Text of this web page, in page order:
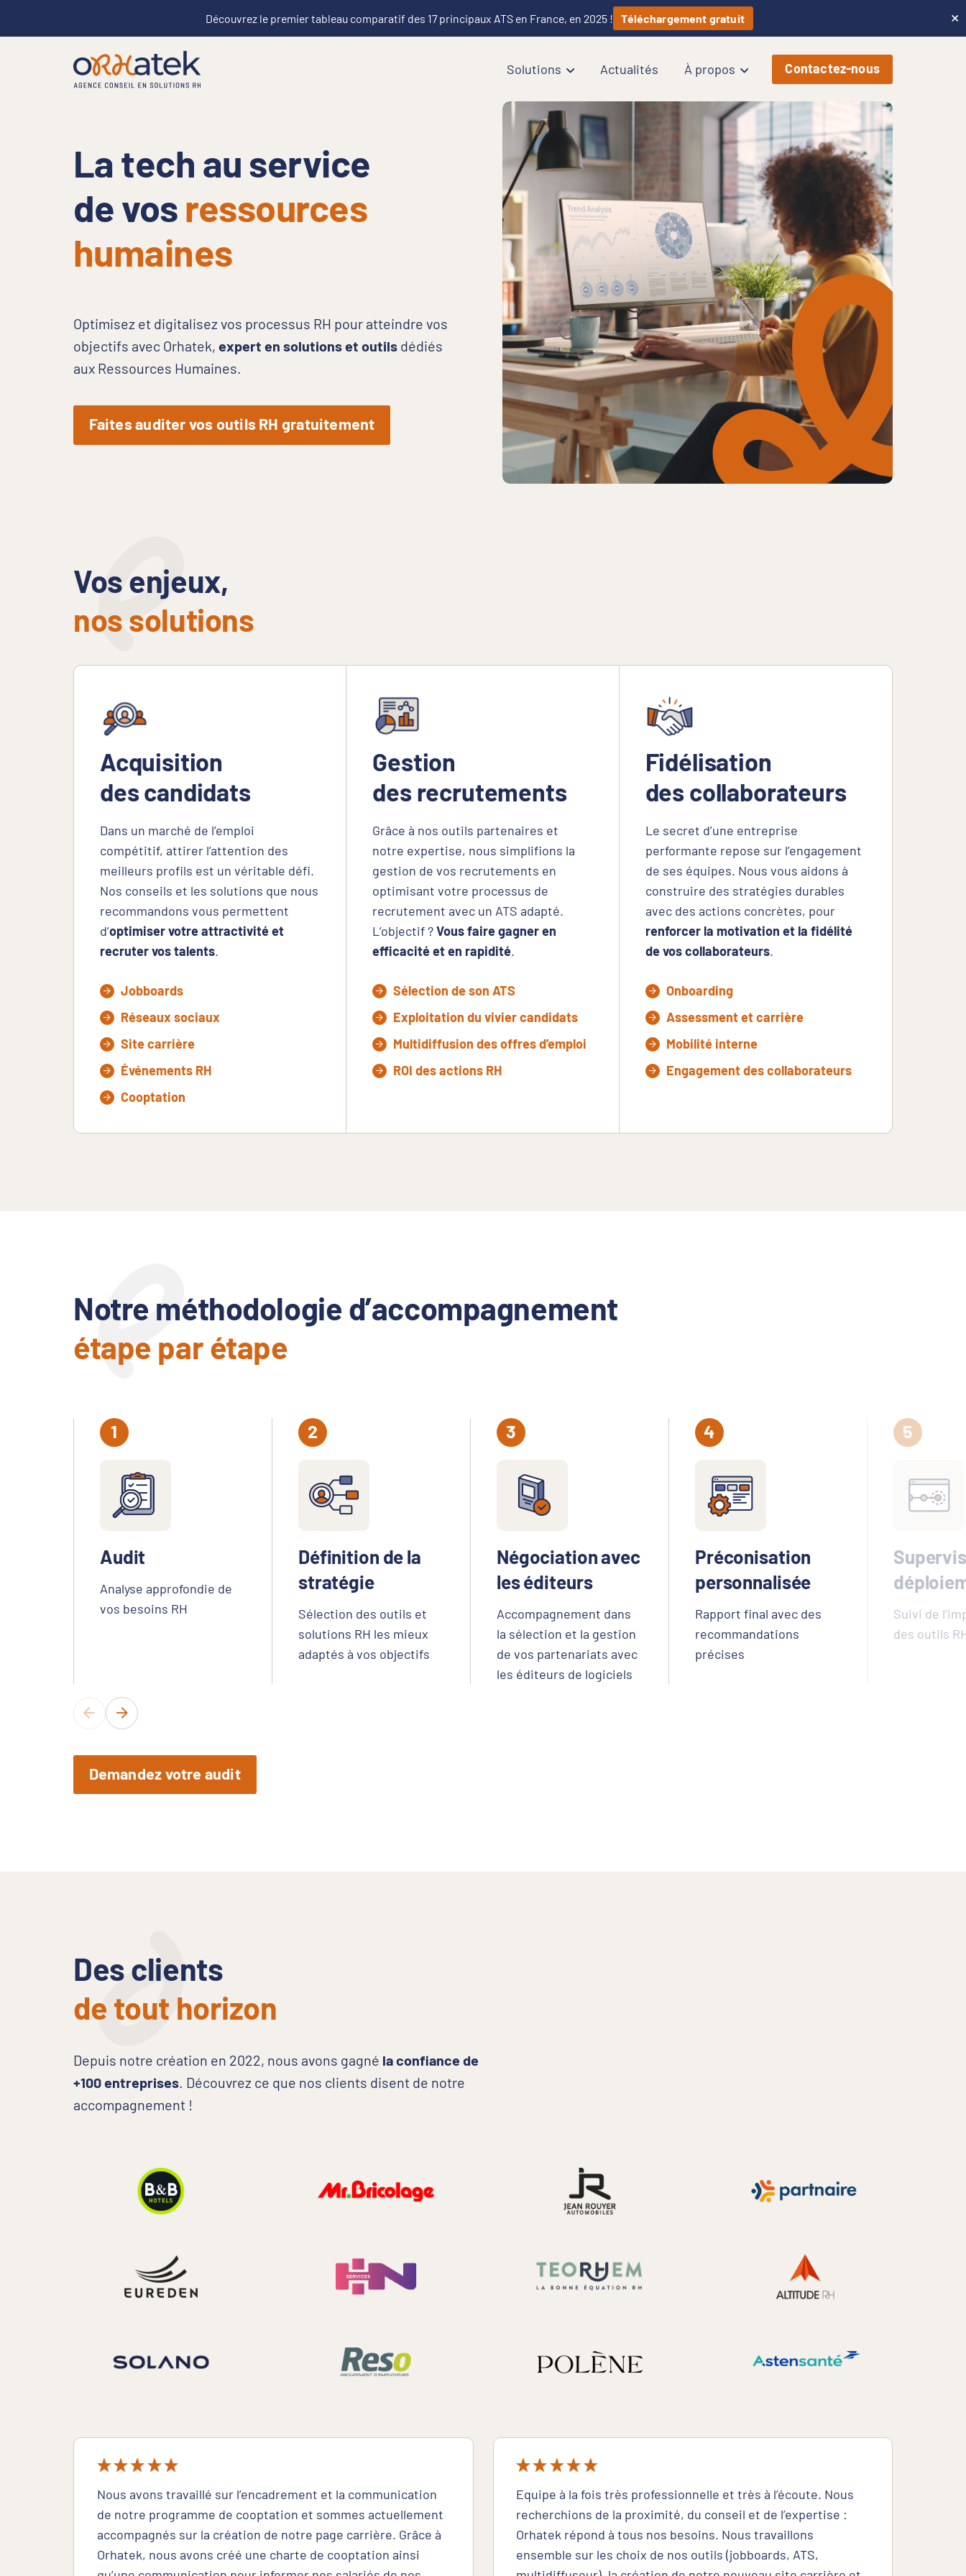
Découvrez le premier tableau comparatif des 17 principaux ATS en France, en 2025 ! Téléchargement gratuit ×
Solutions Actualités À propos Contactez-nous
La tech au service
de vosressources
humaines
Optimisez et digitalisez vos processus RH pour atteindre vos
objectifs avec Orhatek, expert en solutions et outils dédiés
aux Ressources Humaines.
Faites auditer vos outils RH gratuitement
Vos enjeux,
nos solutions
Acquisition
des candidats
Dans un marché de l’emploi
compétitif, attirer l’attention des
meilleurs profils est un véritable défi.
Nos conseils et les solutions que nous
recommandons vous permettent
d’optimiser votre attractivité et
recruter vos talents.
Gestion
des recrutements
Grâce à nos outils partenaires et
notre expertise, nous simplifions la
gestion de vos recrutements en
optimisant votre processus de
recrutement avec un ATS adapté.
L’objectif ?Vous faire gagner en
efficacité et en rapidité.
Fidélisation
des collaborateurs
Le secret d’une entreprise
performante repose sur l’engagement
de ses équipes. Nous vous aidons à
construire des stratégies durables
avec des actions concrètes, pour
renforcer la motivation et la fidélité
de vos collaborateurs.
Jobboards
Réseaux sociaux
Site carrière
Événements RH
Cooptation
Sélection de son ATS
Exploitation du vivier candidats
Multidiffusion des offres d’emploi
ROI des actions RH
Onboarding
Assessment et carrière
Mobilité interne
Engagement des collaborateurs
Notre méthodologie d’accompagnement
étape par étape
Audit
Analyse approfondie de
vos besoins RH
Définition de la
stratégie
Sélection des outils et
solutions RH les mieux
adaptés à vos objectifs
Négociation avec
les éditeurs
Accompagnement dans
la sélection et la gestion
de vos partenariats avec
les éditeurs de logiciels
Préconisation
personnalisée
Rapport final avec des
recommandations
précises
Suivi de
des outils
Demandez votre audit
Des clients
de tout horizon
Depuis notre création en 2022, nous avons gagné la confiance de
+100 entreprises. Découvrez ce que nos clients disent de notre
accompagnement !
Nous avons travaillé sur l’encadrement et la communication
de notre programme de cooptation et sommes actuellement
accompagnés sur la création de notre page carrière. Grâce à
Orhatek, nous avons créé une charte de cooptation ainsi
Equipe à la fois très professionnelle et très à l’écoute. Nous
recherchions de la proximité, du conseil et de l’expertise :
Orhatek répond à tous nos besoins. Nous travaillons
ensemble sur les choix de nos outils (jobboards, ATS,